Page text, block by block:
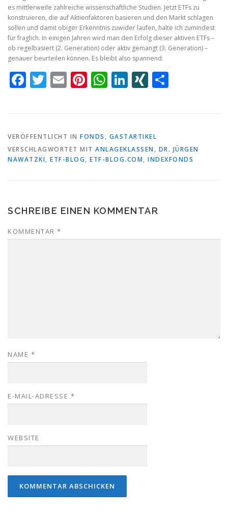
es mittlerweile zahlreiche wissenschaftliche Studien. Jetzt ETFs zu
konstruieren, die auf Aktienfaktoren basieren und den Markt schlagen
sollen und damit obiger Erkenntnis zuwider laufen, halte ich zumindest
für fraglich. In einigen Jahren wird man den Erfolg dieser aktiven ETFs –
ob regelbasiert (2. Generation) oder aktiv gemangt (3. Generation) –
genauer beurteilen können. Es bleibt also spannend.
Facebook
Twitter
EmailPinterest
WhatsApp
LinkedIn
XING
VERÖFFENTLICHT IN FONDS , GASTARTIKEL
VERSCHLAGWORTET MIT ANLAGEKLASSEN, DR. JÜRGEN
NAWATZKI, ETF-BLOG, ETF-BLOG.COM, INDEXFONDS
SCHREIBE EINEN KOMMENTAR
KOMMENTAR *
NAME *
E-MAIL-ADRESSE *
WEBSITE